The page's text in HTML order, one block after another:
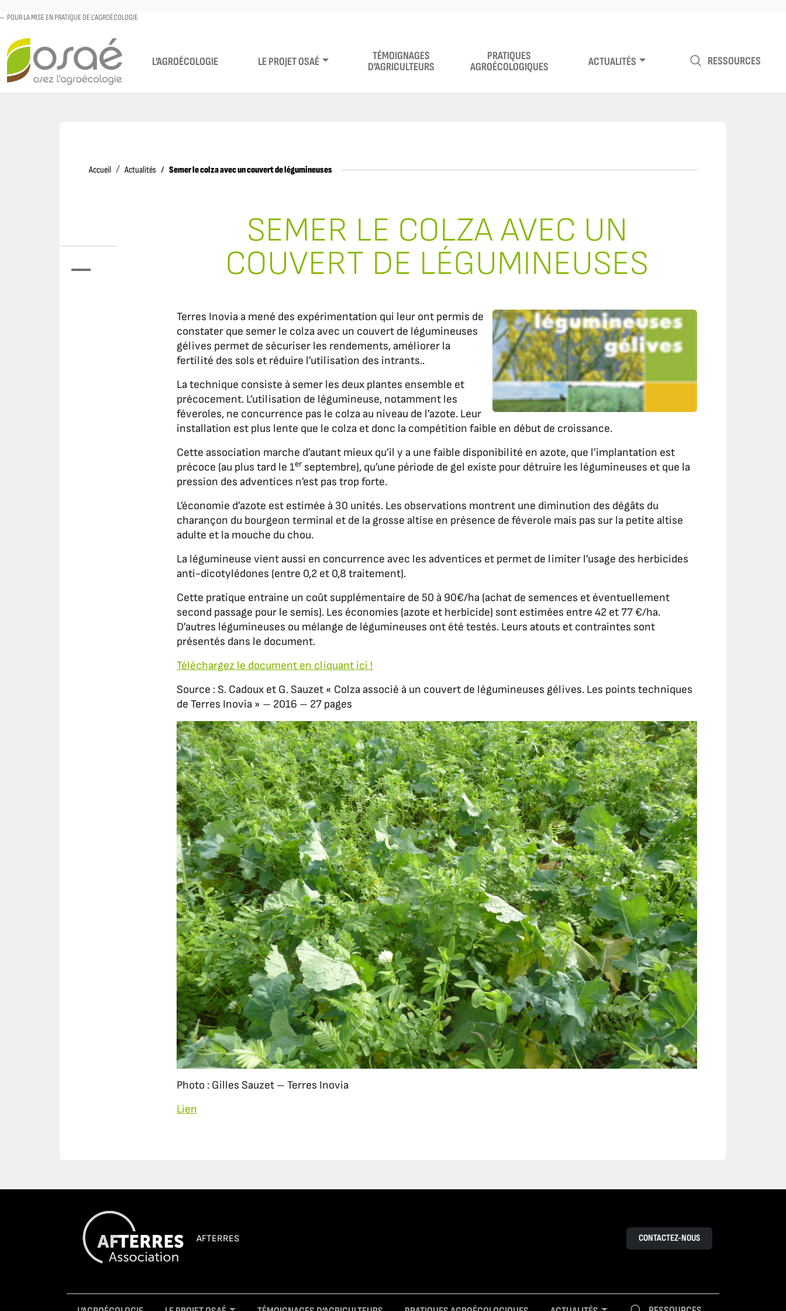
POUR LA MISE EN PRATIQUE DE L'AGROÉCOLOGIE
L’AGROÉCOLOGIE LE PROJET OSAÉ
TÉMOIGNAGES
D’AGRICULTEURS
PRATIQUES
AGROÉCOLOGIQUES
ACTUALITÉS RESSOURCES
Accueil AccueilActualités Semer le colza avec un couvert de légumineuses
SEMER LE COLZA AVEC UN
COUVERT DE LÉGUMINEUSES
Terres Inovia a mené des expérimentation qui leur ont permis de
constater que semer le colza avec un couvert de légumineuses
gélives permet de sécuriser les rendements, améliorer la
fertilité des sols et réduire l’utilisation des intrants..
La technique consiste à semer les deux plantes ensemble et
précocement. L’utilisation de légumineuse, notamment les
féveroles, ne concurrence pas le colza au niveau de l’azote. Leur
installation est plus lente que le colza et donc la compétition faible en début de croissance.
Cette association marche d’autant mieux qu’il y a une faible disponibilité en azote, que l’implantation est
précoce (au plus tard le 1er septembre), qu’une période de gel existe pour détruire les légumineuses et que la
pression des adventices n’est pas trop forte.
L’économie d’azote est estimée à 30 unités. Les observations montrent une diminution des dégâts du
charançon du bourgeon terminal et de la grosse altise en présence de féverole mais pas sur la petite altise
adulte et la mouche du chou.
La légumineuse vient aussi en concurrence avec les adventices et permet de limiter l’usage des herbicides
anti-dicotylédones (entre 0,2 et 0,8 traitement).
Cette pratique entraine un coût supplémentaire de 50 à 90€/ha (achat de semences et éventuellement
second passage pour le semis). Les économies (azote et herbicide) sont estimées entre 42 et 77 €/ha.
D’autres légumineuses ou mélange de légumineuses ont été testés. Leurs atouts et contraintes sont
présentés dans le document.
Téléchargez le document en cliquant ici !
Source : S. Cadoux et G. Sauzet « Colza associé à un couvert de légumineuses gélives. Les points techniques
de Terres Inovia » – 2016 – 27 pages
Photo : Gilles Sauzet – Terres Inovia
Lien
AFTERRES CONTACTEZ-NOUS